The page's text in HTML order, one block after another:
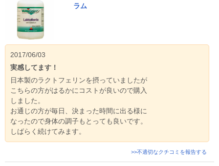
ラム
2017/06/03
実感してます！
日本製のラクトフェリンを摂っていましたが
こちらの方がはるかにコストが良いので購入
しました。
お通じの方が毎日、決まった時間に出る様に
なったので身体の調子もとっても良いです。
しばらく続けてみます。
>>不適切なクチコミを報告する